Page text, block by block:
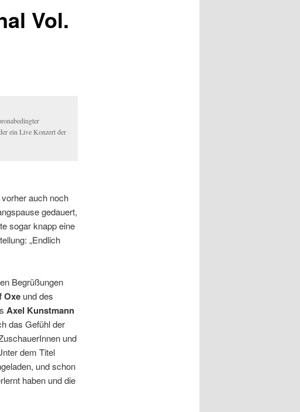
Vol.
ein Live Konzert der
auch noch
gedauert,
sogar knapp eine
„Endlich
Begrüßungen
Oxe und des
Axel Kunstmann
das Gefühl der
und
dem Titel
und schon
haben und die